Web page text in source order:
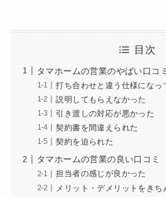
目次
タマホームの営業のやばい口コミ
打ち合わせと違う仕様になっ
説明してもらえなかった
引き渡しの対応が悪かった
契約書を間違えられた
契約を迫られた
タマホームの営業の良い口コミ
担当者の感じが良かった
メリット・デメリットをきち